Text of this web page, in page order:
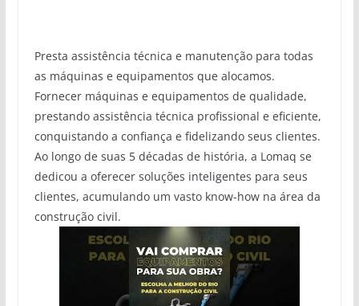
Presta assistência técnica e manutenção para todas
as máquinas e equipamentos que alocamos.
Fornecer máquinas e equipamentos de qualidade,
prestando assistência técnica profissional e eficiente,
conquistando a confiança e fidelizando seus clientes.
Ao longo de suas 5 décadas de história, a Lomaq se
dedicou a oferecer soluções inteligentes para seus
clientes, acumulando um vasto know-how na área da
construção civil.